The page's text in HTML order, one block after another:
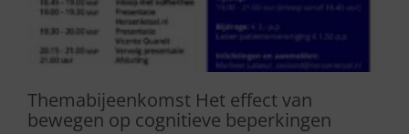
Themabijeenkomst Het effect van
bewegen op cognitieve beperkingen